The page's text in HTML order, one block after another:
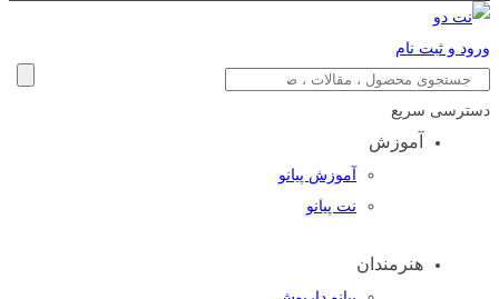
ورود و ثبت نام
دسترسی سریع
آموزش
آموزش پیانو
نت پیانو
هنرمندان